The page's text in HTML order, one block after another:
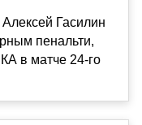
Гасилин
пенальти,
в матче 24‑го